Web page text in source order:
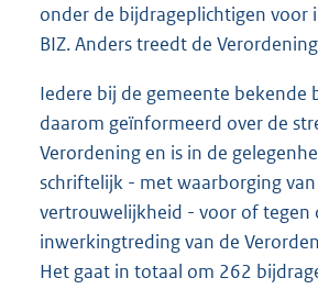
onder de bijdrageplichtigen voor
BIZ. Anders treedt de
Iedere bij de gemeente bekende
daarom geïnformeerd over de
Verordening en is in de
schriftelijk - met waarborging
vertrouwelijkheid - voor of tegen
inwerkingtreding van de
Het gaat in totaal om 262